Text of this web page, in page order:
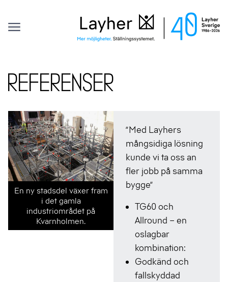
Offert
Referenser
En ny stadsdel växer fram
i det gamla
industriområdet på
Kvarnholmen.
Godkänd och fallskyddad
arbetsyta.
”Med Layhers
mångsidiga lösning
kunde vi ta oss an
fler jobb på samma
bygge”
TG60 och
Allround – en
oslagbar
kombination:
Godkänd och
fallskyddad